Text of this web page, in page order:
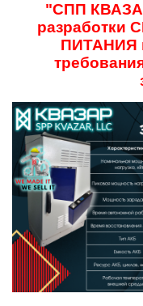
"СПП
ПИТАНИЯ